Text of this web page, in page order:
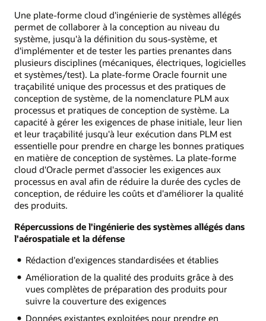
Une plate-forme cloud d'ingénierie de systèmes allégés
permet de collaborer à la conception au niveau du
système, jusqu'à la définition du sous-système, et
d'implémenter et de tester les parties prenantes dans
plusieurs disciplines (mécaniques, électriques, logicielles
et systèmes/test). La plate-forme Oracle fournit une
traçabilité unique des processus et des pratiques de
conception de système, de la nomenclature PLM aux
processus et pratiques de conception de système. La
capacité à gérer les exigences de phase initiale, leur lien
et leur traçabilité jusqu'à leur exécution dans PLM est
essentielle pour prendre en charge les bonnes pratiques
en matière de conception de systèmes. La plate-forme
cloud d'Oracle permet d'associer les exigences aux
processus en aval afin de réduire la durée des cycles de
conception, de réduire les coûts et d'améliorer la qualité
des produits.
Répercussions de l'ingénierie des systèmes allégés dans
l'aérospatiale et la défense
Rédaction d'exigences standardisées et établies
Amélioration de la qualité des produits grâce à des
vues complètes de préparation des produits pour
suivre la couverture des exigences
Données existantes exploitées pour prendre en